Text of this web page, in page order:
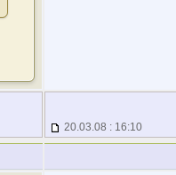
20.03.08 : 16:10